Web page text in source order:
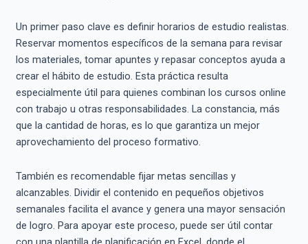
Un primer paso clave es definir horarios de estudio realistas.
Reservar momentos específicos de la semana para revisar
los materiales, tomar apuntes y repasar conceptos ayuda a
crear el hábito de estudio. Esta práctica resulta
especialmente útil para quienes combinan los cursos online
con trabajo u otras responsabilidades. La constancia, más
que la cantidad de horas, es lo que garantiza un mejor
aprovechamiento del proceso formativo.
También es recomendable fijar metas sencillas y
alcanzables. Dividir el contenido en pequeños objetivos
semanales facilita el avance y genera una mayor sensación
de logro. Para apoyar este proceso, puede ser útil contar